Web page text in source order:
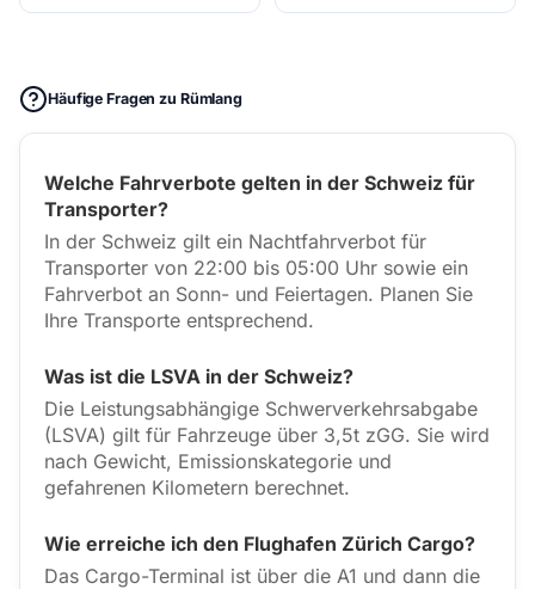
Häufige Fragen zu Rümlang
Welche Fahrverbote gelten in der Schweiz für
Transporter?
In der Schweiz gilt ein Nachtfahrverbot für
Transporter von 22:00 bis 05:00 Uhr sowie ein
Fahrverbot an Sonn- und Feiertagen. Planen Sie
Ihre Transporte entsprechend.
Was ist die LSVA in der Schweiz?
Die Leistungsabhängige Schwerverkehrsabgabe
(LSVA) gilt für Fahrzeuge über 3,5t zGG. Sie wird
nach Gewicht, Emissionskategorie und
gefahrenen Kilometern berechnet.
Wie erreiche ich den Flughafen Zürich Cargo?
Das Cargo-Terminal ist über die A1 und dann die